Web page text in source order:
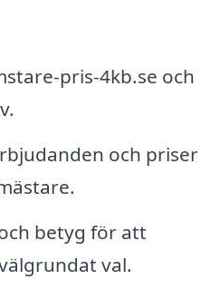
pris-4kb.se och
och priser
betyg för att
val.